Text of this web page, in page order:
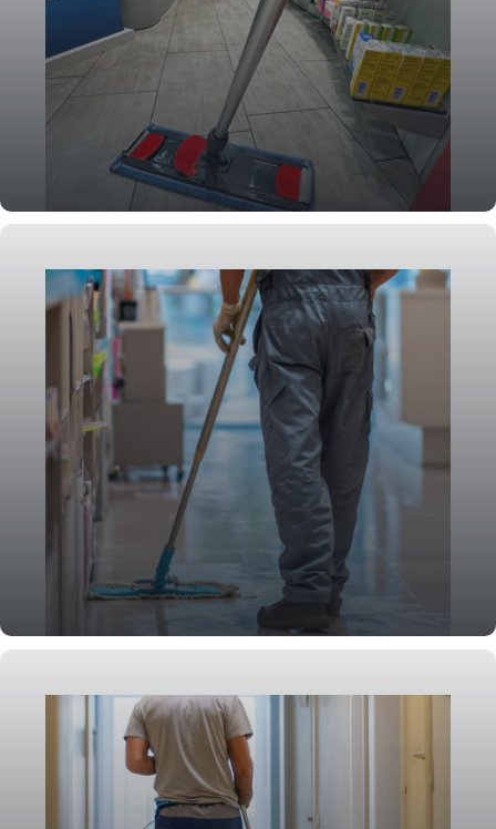
Praxisreinigung
Ladenreinigung & Retail